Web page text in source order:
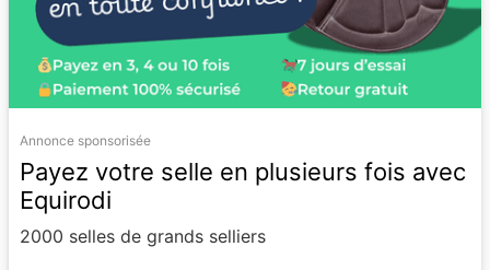
Annonce sponsorisée
Payez votre selle en plusieurs fois avec
Equirodi
2000 selles de grands selliers